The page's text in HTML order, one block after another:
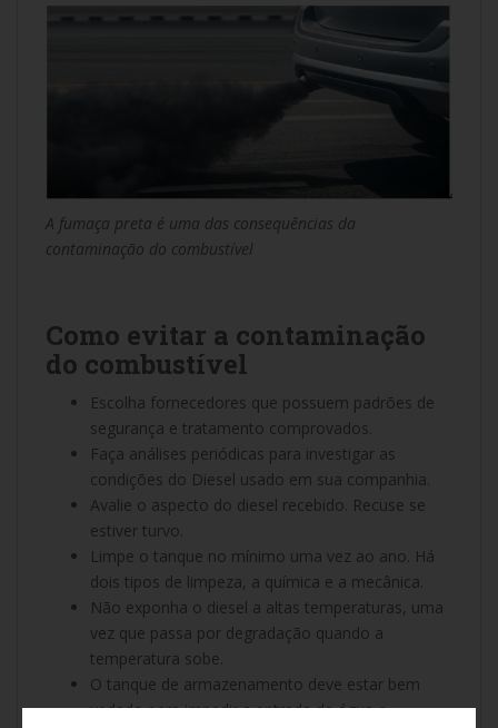
A fumaça preta é uma das consequências da
contaminação do combustível
Como evitar a contaminação
do combustível
Escolha fornecedores que possuem padrões de
segurança e tratamento comprovados.
Faça análises periódicas para investigar as
condições do Diesel usado em sua companhia.
Avalie o aspecto do diesel recebido. Recuse se
estiver turvo.
Limpe o tanque no mínimo uma vez ao ano. Há
dois tipos de limpeza, a química e a mecânica.
Não exponha o diesel a altas temperaturas, uma
vez que passa por degradação quando a
temperatura sobe.
O tanque de armazenamento deve estar bem
vedado para impedir a entrada de água e